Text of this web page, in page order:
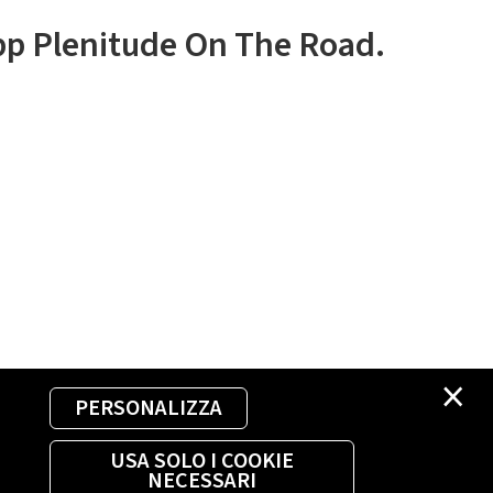
×
PERSONALIZZA
USA SOLO I COOKIE
NECESSARI
Plenitude On The Road.